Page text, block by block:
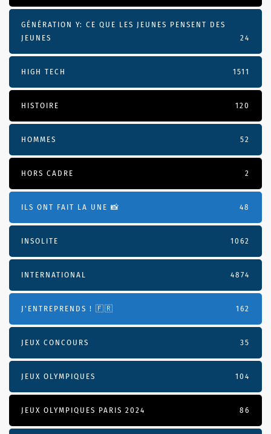
GÉNÉRATION Y: CE QUE LES JEUNES PENSENT DES
JEUNES
24
HIGH TECH 1511
HISTOIRE 120
HOMMES 52
HORS CADRE 2
ILS ONT FAIT LA UNE 📸 48
INSOLITE 1062
INTERNATIONAL 4874
J'ENTREPRENDS ! 🇫🇷 162
JEUX CONCOURS 35
JEUX OLYMPIQUES 104
JEUX OLYMPIQUES PARIS 2024 86